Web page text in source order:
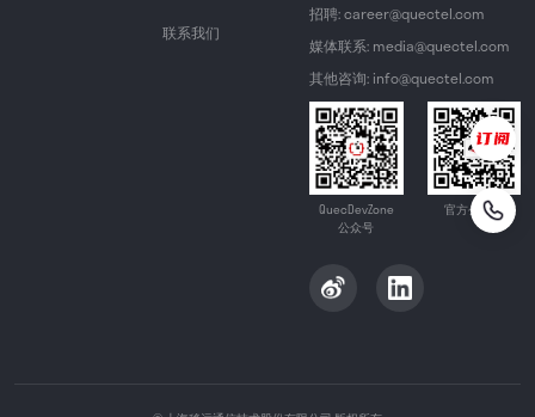
联系我们
招聘: career@quectel.com
媒体联系: media@quectel.com
其他咨询: info@quectel.com
QuecDevZone
公众号
官方公众号